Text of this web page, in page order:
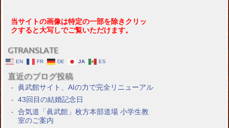
当サイトの画像は特定の一部を除きクリッ
クすると大写しでご覧いただけます。
GTRANSLATE
EN FR DE JA ES
直近のブログ投稿
眞武館サイト、AIの力で完全リニューアル
43回目の結婚記念日
合気道「眞武館」枚方本部道場 小学生教
室のご案内